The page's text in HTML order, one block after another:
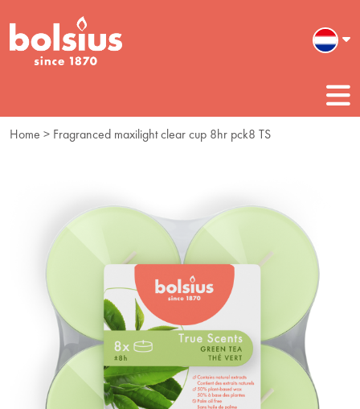
Home > Fragranced maxilight clear cup 8hr pck8 TS